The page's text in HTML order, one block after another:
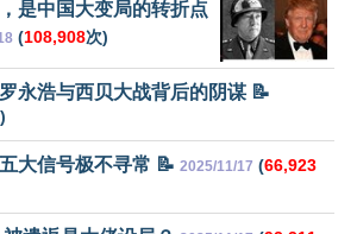
是中国大变局的转折点
(108,908次)
永浩与西贝大战背后的阴谋 📝
大信号极不寻常 📝 2025/11/17 (66,923